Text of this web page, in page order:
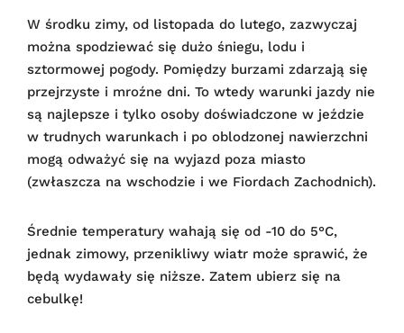
W środku zimy, od listopada do lutego, zazwyczaj
można spodziewać się dużo śniegu, lodu i
sztormowej pogody. Pomiędzy burzami zdarzają się
przejrzyste i mroźne dni. To wtedy warunki jazdy nie
są najlepsze i tylko osoby doświadczone w jeździe
w trudnych warunkach i po oblodzonej nawierzchni
mogą odważyć się na wyjazd poza miasto
(zwłaszcza na wschodzie i we Fiordach Zachodnich).
Średnie temperatury wahają się od -10 do 5°C,
jednak zimowy, przenikliwy wiatr może sprawić, że
będą wydawały się niższe. Zatem ubierz się na
cebulkę!